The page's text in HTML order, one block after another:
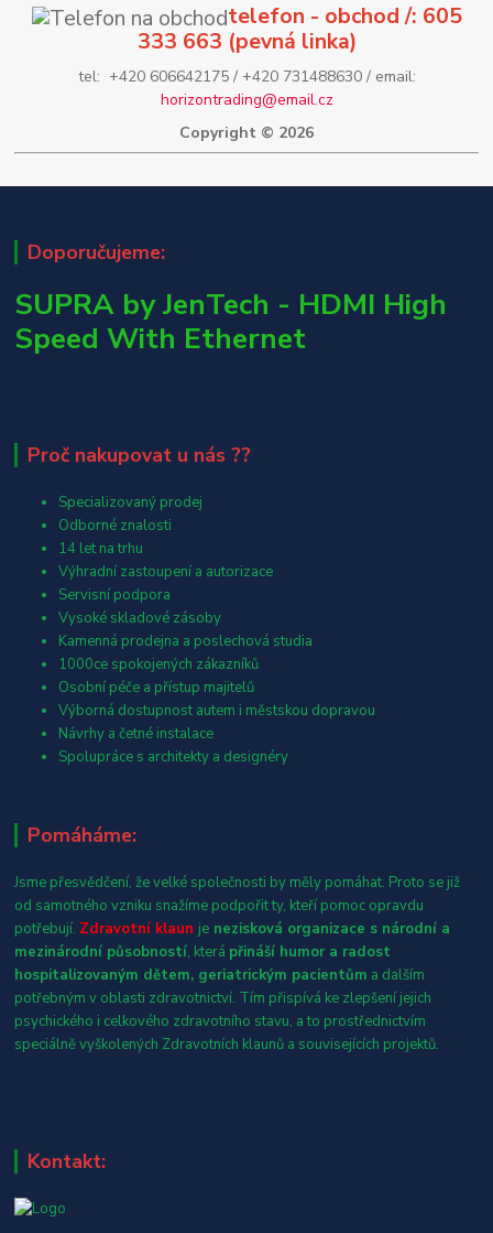
telefon - obchod /: 605
333 663 (pevná linka)
tel: +420 606642175 / +420 731488630 / email:
horizontrading@email.cz
Copyright © 2026
Doporučujeme:
SUPRA by JenTech - HDMI High
Speed With Ethernet
Proč nakupovat u nás ??
Specializovaný prodej
Odborné znalosti
14 let na trhu
Výhradní zastoupení a autorizace
Servisní podpora
Vysoké skladové zásoby
Kamenná prodejna a poslechová studia
1000ce spokojených zákazníků
Osobní péče a přístup majitelů
Výborná dostupnost autem i městskou dopravou
Návrhy a četné instalace
Spolupráce s architekty a designéry
Pomáháme:
Jsme přesvědčení, že velké společnosti by měly pomáhat. Proto se již
od samotného vzniku snažíme podpořit ty, kteří pomoc opravdu
potřebují. Zdravotní klaun je nezisková organizace s národní a
mezinárodní působností, která přináší humor a radost
hospitalizovaným dětem, geriatrickým pacientům a dalším
potřebným v oblasti zdravotnictví. Tím přispívá ke zlepšení jejich
psychického i celkového zdravotního stavu, a to prostřednictvím
speciálně vyškolených Zdravotních klaunů a souvisejících projektů.
Kontakt: